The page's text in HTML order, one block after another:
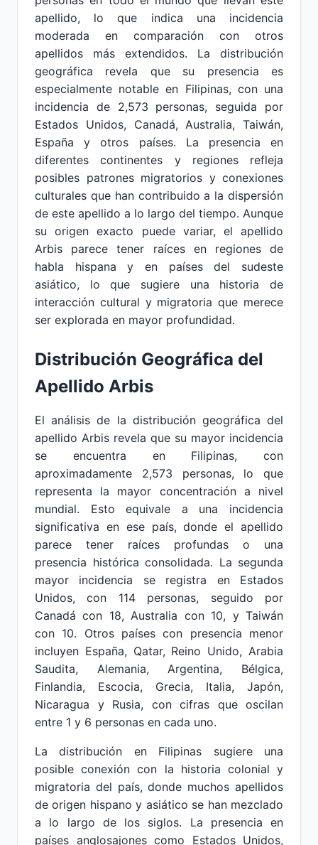
apellido, lo que indica una incidencia
moderada en comparación con otros
apellidos más extendidos. La distribución
geográfica revela que su presencia es
especialmente notable en Filipinas, con una
incidencia de 2,573 personas, seguida por
Estados Unidos, Canadá, Australia, Taiwán,
España y otros países. La presencia en
diferentes continentes y regiones refleja
posibles patrones migratorios y conexiones
culturales que han contribuido a la dispersión
de este apellido a lo largo del tiempo. Aunque
su origen exacto puede variar, el apellido
Arbis parece tener raíces en regiones de
habla hispana y en países del sudeste
asiático, lo que sugiere una historia de
interacción cultural y migratoria que merece
ser explorada en mayor profundidad.
Distribución Geográfica del
Apellido Arbis
El análisis de la distribución geográfica del
apellido Arbis revela que su mayor incidencia
se encuentra en Filipinas, con
aproximadamente 2,573 personas, lo que
representa la mayor concentración a nivel
mundial. Esto equivale a una incidencia
significativa en ese país, donde el apellido
parece tener raíces profundas o una
presencia histórica consolidada. La segunda
mayor incidencia se registra en Estados
Unidos, con 114 personas, seguido por
Canadá con 18, Australia con 10, y Taiwán
con 10. Otros países con presencia menor
incluyen España, Qatar, Reino Unido, Arabia
Saudita, Alemania, Argentina, Bélgica,
Finlandia, Escocia, Grecia, Italia, Japón,
Nicaragua y Rusia, con cifras que oscilan
entre 1 y 6 personas en cada uno.
La distribución en Filipinas sugiere una
posible conexión con la historia colonial y
migratoria del país, donde muchos apellidos
de origen hispano y asiático se han mezclado
a lo largo de los siglos. La presencia en
países anglosajones como Estados Unidos,